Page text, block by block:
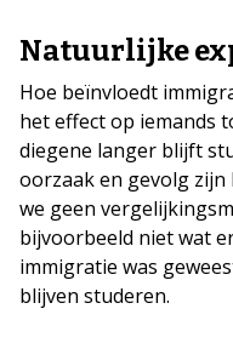
Natuurlijke
Hoe beïnvloedt
het effect op iemands
diegene langer blijft
oorzaak en gevolg
we geen
bijvoorbeeld niet wat
immigratie was
blijven studeren.